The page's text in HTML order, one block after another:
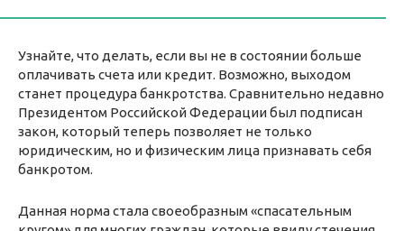
Узнайте, что делать, если вы не в состоянии больше
оплачивать счета или кредит. Возможно, выходом
станет процедура банкротства. Сравнительно недавно
Президентом Российской Федерации был подписан
закон, который теперь позволяет не только
юридическим, но и физическим лица признавать себя
банкротом.
Данная норма стала своеобразным «спасательным